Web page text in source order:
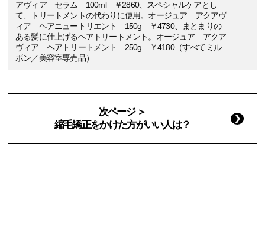
アヴィア セラム 100ml ￥2860、スペシャルケアとし
て、トリートメントの代わりに使用。オージュア アクアヴ
ィア ヘアニュートリエント 150g ￥4730、まとまりの
ある髪に仕上げるヘアトリートメント。オージュア アクア
ヴィア ヘアトリートメント 250g ￥4180（すべてミル
ボン／美容室専売品）
次ページ ＞
縮毛矯正をかけた方がいい人は？